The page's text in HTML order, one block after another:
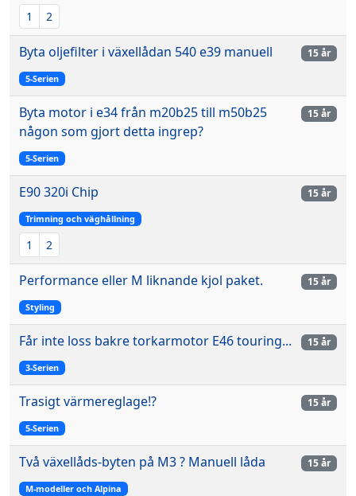
1 2
Byta oljefilter i växellådan 540 e39 manuell
5-Serien
15 år
Byta motor i e34 från m20b25 till m50b25
någon som gjort detta ingrep?
5-Serien
15 år
E90 320i Chip
Trimning och väghållning
1 2
15 år
Performance eller M liknande kjol paket.
Styling
15 år
Får inte loss bakre torkarmotor E46 touring...
3-Serien
15 år
Trasigt värmereglage!?
5-Serien
15 år
Två växellåds-byten på M3 ? Manuell låda
M-modeller och Alpina
15 år